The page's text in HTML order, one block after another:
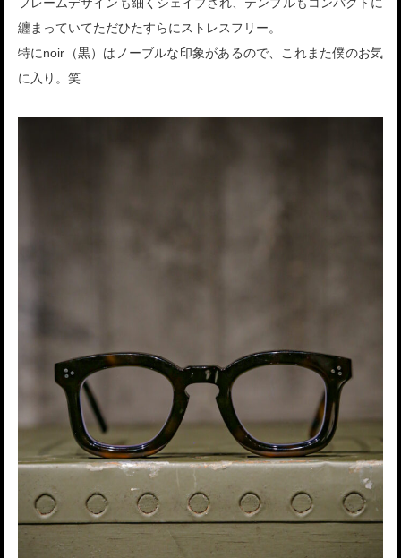
纏まっていてただひたすらにストレスフリー。
特にnoir（黒）はノーブルな印象があるので、これまた僕のお気
に入り。笑